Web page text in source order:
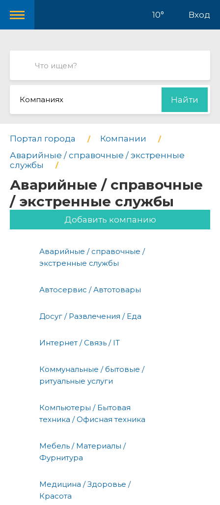
10° Вход
Компаниях Найти
Портал города
Компании
Аварийные / справочные / экстренные
службы
Аварийные / справочные
/ экстренные службы
Добавить компанию
Аварийные / справочные /
экстренные службы
Автосервис / Автотовары
Досуг / Развлечения / Еда
Интернет / Связь / IT
Коммунальные / бытовые /
ритуальные услуги
Компьютеры / Бытовая
техника / Офисная техника
Мебель / Материалы /
Фурнитура
Медицина / Здоровье /
Красота